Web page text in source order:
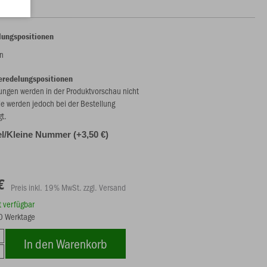
werden in der Produktvorschau nicht
werden jedoch bei der Bestellung
Kleine Nummer (+3,50 €)
Preis inkl. 19% MwSt. zzgl. Versand
verfügbar
Werktage
In den Warenkorb